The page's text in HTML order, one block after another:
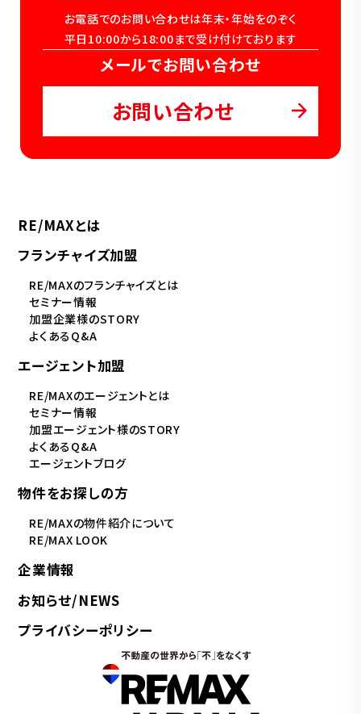
お電話でのお問い合わせは年末・年始をのぞく
平日10:00から18:00まで受け付けております
メールでお問い合わせ
お問い合わせ
RE/MAXとは
フランチャイズ加盟
RE/MAXのフランチャイズとは
セミナー情報
加盟企業様のSTORY
よくあるQ&A
エージェント加盟
RE/MAXのエージェントとは
セミナー情報
加盟エージェント様のSTORY
よくあるQ&A
エージェントブログ
物件をお探しの方
RE/MAXの物件紹介について
RE/MAX LOOK
企業情報
お知らせ/NEWS
プライバシーポリシー